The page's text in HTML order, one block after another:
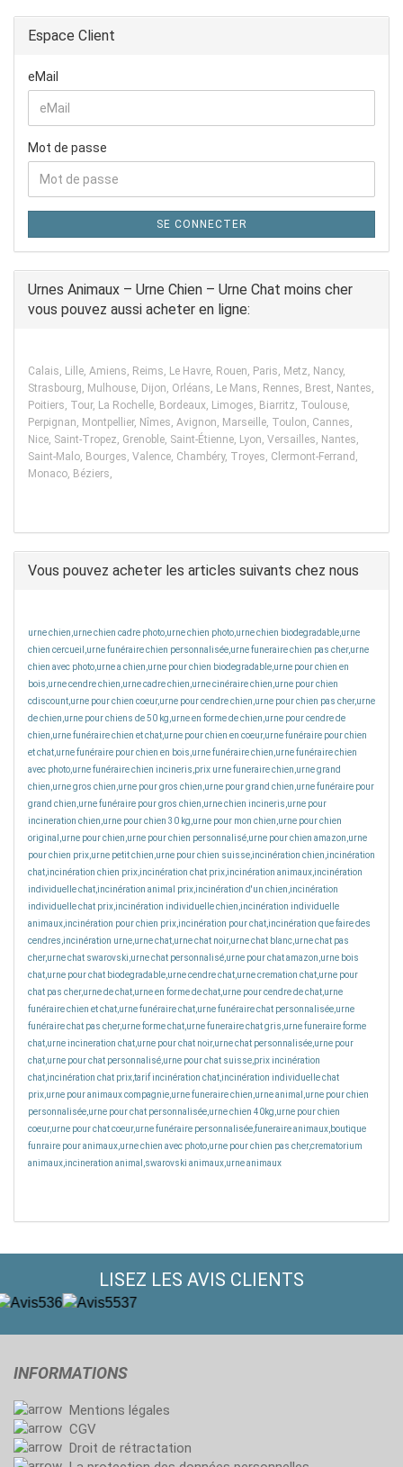
Espace Client
eMail
Mot de passe
SE CONNECTER
Urnes Animaux – Urne Chien – Urne Chat moins cher
vous pouvez aussi acheter en ligne:
Calais, Lille, Amiens, Reims, Le Havre, Rouen, Paris, Metz, Nancy,
Strasbourg, Mulhouse, Dijon, Orléans, Le Mans, Rennes, Brest, Nantes,
Poitiers, Tour, La Rochelle, Bordeaux, Limoges, Biarritz, Toulouse,
Perpignan, Montpellier, Nîmes, Avignon, Marseille, Toulon, Cannes,
Nice, Saint-Tropez, Grenoble, Saint-Étienne, Lyon, Versailles, Nantes,
Saint-Malo, Bourges, Valence, Chambéry, Troyes, Clermont-Ferrand,
Monaco, Béziers,
Vous pouvez acheter les articles suivants chez nous
urne chien,urne chien cadre photo,urne chien photo,urne chien biodegradable,urne
chien cercueil,urne funéraire chien personnalisée,urne funeraire chien pas cher,urne
chien avec photo,urne a chien,urne pour chien biodegradable,urne pour chien en
bois,urne cendre chien,urne cadre chien,urne cinéraire chien,urne pour chien
cdiscount,urne pour chien coeur,urne pour cendre chien,urne pour chien pas cher,urne
de chien,urne pour chiens de 50 kg,urne en forme de chien,urne pour cendre de
chien,urne funéraire chien et chat,urne pour chien en coeur,urne funéraire pour chien
et chat,urne funéraire pour chien en bois,urne funéraire chien,urne funéraire chien
avec photo,urne funéraire chien incineris,prix urne funeraire chien,urne grand
chien,urne gros chien,urne pour gros chien,urne pour grand chien,urne funéraire pour
grand chien,urne funéraire pour gros chien,urne chien incineris,urne pour
incineration chien,urne pour chien 30 kg,urne pour mon chien,urne pour chien
original,urne pour chien,urne pour chien personnalisé,urne pour chien amazon,urne
pour chien prix,urne petit chien,urne pour chien suisse,incinération chien,incinération
chat,incinération chien prix,incinération chat prix,incinération animaux,incinération
individuelle chat,incinération animal prix,incinération d'un chien,incinération
individuelle chat prix,incinération individuelle chien,incinération individuelle
animaux,incinération pour chien prix,incinération pour chat,incinération que faire des
cendres,incinération urne,urne chat,urne chat noir,urne chat blanc,urne chat pas
cher,urne chat swarovski,urne chat personnalisé,urne pour chat amazon,urne bois
chat,urne pour chat biodegradable,urne cendre chat,urne cremation chat,urne pour
chat pas cher,urne de chat,urne en forme de chat,urne pour cendre de chat,urne
funéraire chien et chat,urne funéraire chat,urne funéraire chat personnalisée,urne
funéraire chat pas cher,urne forme chat,urne funeraire chat gris,urne funeraire forme
chat,urne incineration chat,urne pour chat noir,urne chat personnalisée,urne pour
chat,urne pour chat personnalisé,urne pour chat suisse,prix incinération
chat,incinération chat prix,tarif incinération chat,incinération individuelle chat
prix,urne pour animaux compagnie,urne funeraire chien,urne animal,urne pour chien
personnalisée,urne pour chat personnalisée,urne chien 40kg,urne pour chien
coeur,urne pour chat coeur,urne funéraire personnalisée,funeraire animaux,boutique
funraire pour animaux,urne chien avec photo,urne pour chien pas cher,crematorium
animaux,incineration animal,swarovski animaux,urne animaux
LISEZ LES AVIS CLIENTS
INFORMATIONS
Mentions légales
CGV
Droit de rétractation